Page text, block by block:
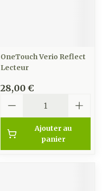
OneTouch Verio Reflect
Lecteur
28,00 €
Ajouter au
panier